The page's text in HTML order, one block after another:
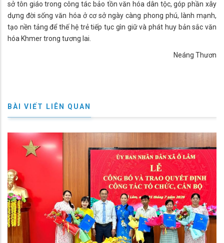
sở tôn giáo trong công tác bảo tồn văn hóa dân tộc, góp phần xây
dựng đời sống văn hóa ở cơ sở ngày càng phong phú, lành mạnh,
tạo nền tảng để thế hệ trẻ tiếp tục gìn giữ và phát huy bản sắc văn
hóa Khmer trong tương lai.
Neáng Thươn
BÀI VIẾT LIÊN QUAN